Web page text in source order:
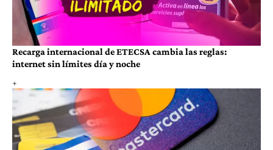
Recarga internacional de ETECSA cambia las reglas:
internet sin límites día y noche